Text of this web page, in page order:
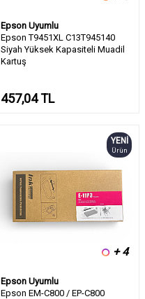
Epson Uyumlu
Epson T9451XL C13T945140
Siyah Yüksek Kapasiteli Muadil
Kartuş
457,04TL
YENI
Ürün
+ 4
Epson Uyumlu
Epson EM-C800 / EP-C800